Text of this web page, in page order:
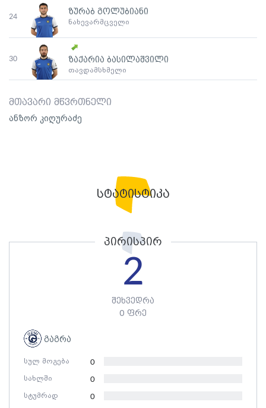
24
ზურაბ გოლუბიანი
ნახევარმცველი
30 ზაქარია ბასილაშვილი
თავდამსხმელი
მთავარი მწვრთნელი
ანზორ კიღურაძე
სტატისტიკა
პირისპირ
გაგრა
სულ მოგება 0
სახლში 0
სტუმრად 0
2
შეხვედრა
0 ფრე